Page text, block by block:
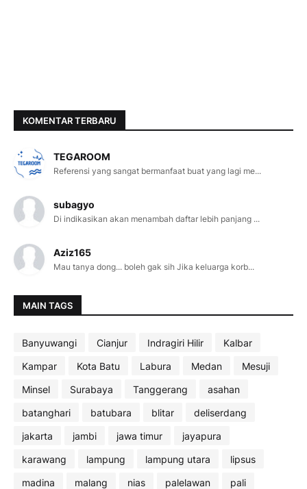
KOMENTAR TERBARU
TEGAROOM
Referensi yang sangat bermanfaat buat yang lagi me...
subagyo
Di indikasikan akan menambah daftar lebih panjang ...
Aziz165
Mau tanya dong... boleh gak sih Jika keluarga korb...
MAIN TAGS
Banyuwangi Cianjur Indragiri Hilir
Kalbar
Kampar
Kota Batu Labura Medan
Mesuji
Minsel
Surabaya Tanggerang
asahan
batanghari
batubara blitar
deliserdang
jakarta
jambi jawa timur
jayapura
karawang
lampung lampung utara
lipsus
madina
malang nias palelawan
pali